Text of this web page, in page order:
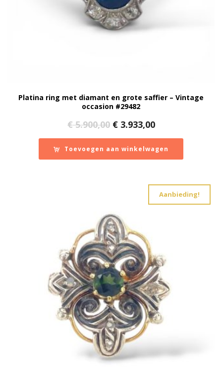
Platina ring met diamant en grote saffier – Vintage
occasion #29482
€5.900,00 Oorspronkelijke
prijs
was:
€ 5.900,00.
€3.933,00Huidige
prijs
is:
€ 3.933,00.
Toevoegen aan winkelwagen
Aanbieding!